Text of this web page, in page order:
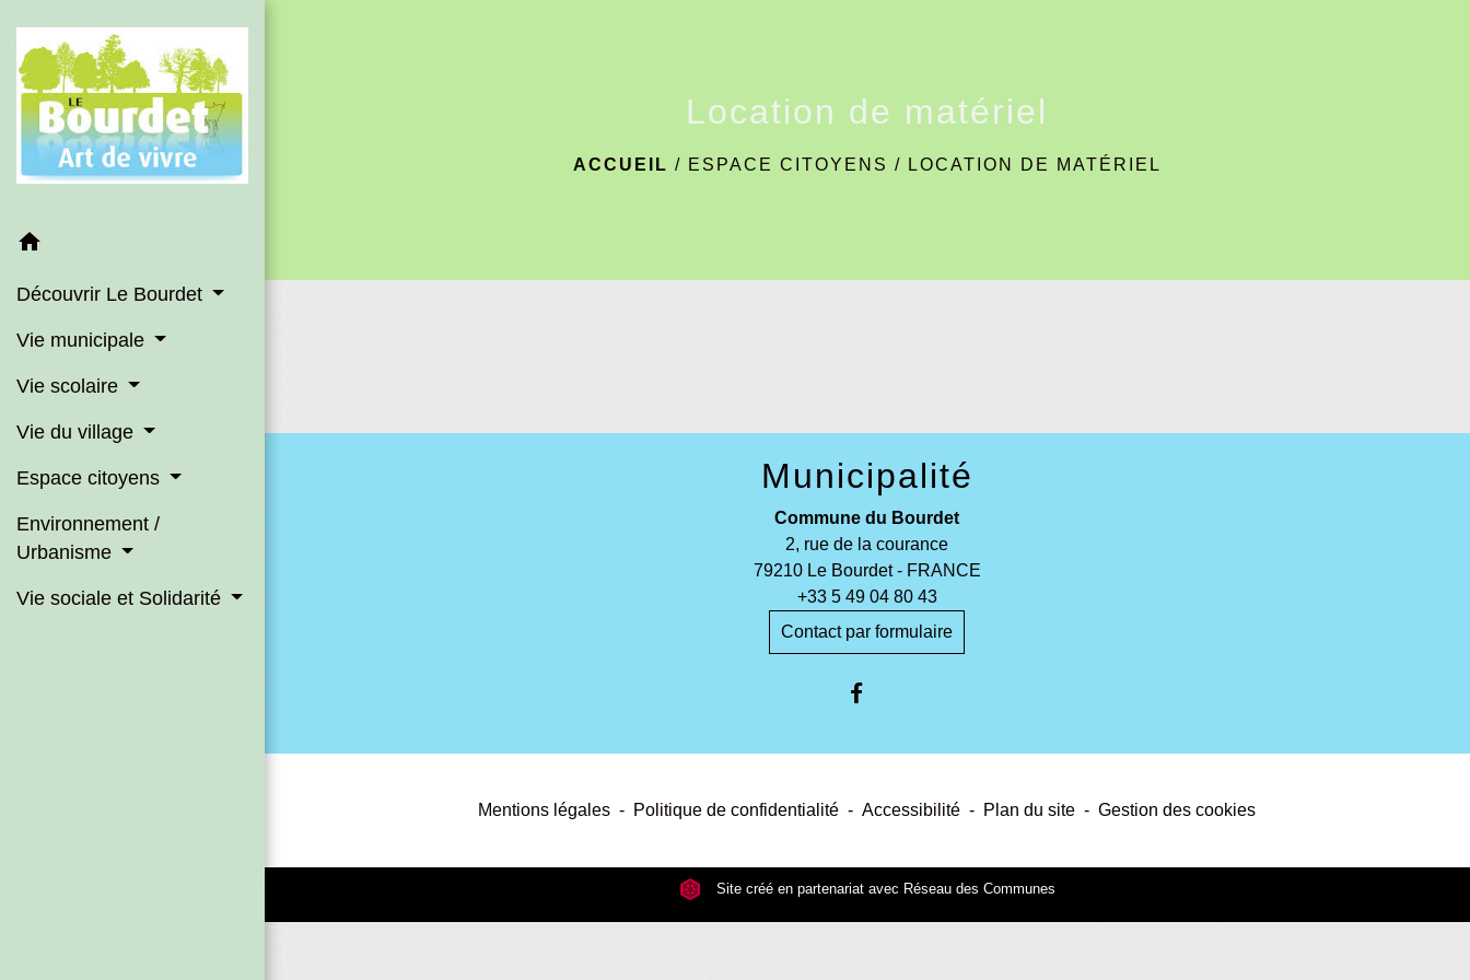
home
Découvrir Le Bourdet
Vie municipale
Vie scolaire
Vie du village
Espace citoyens
Environnement /
Urbanisme
Vie sociale et Solidarité
Location de matériel
ACCUEIL / ESPACE CITOYENS / LOCATION DE MATÉRIEL
Municipalité
Commune du Bourdet
2, rue de la courance
79210 Le Bourdet - FRANCE
+33 5 49 04 80 43
Contact par formulaire
Mentions légales - Politique de confidentialité - Accessibilité - Plan du site - Gestion des cookies
Site créé en partenariat avec Réseau des Communes